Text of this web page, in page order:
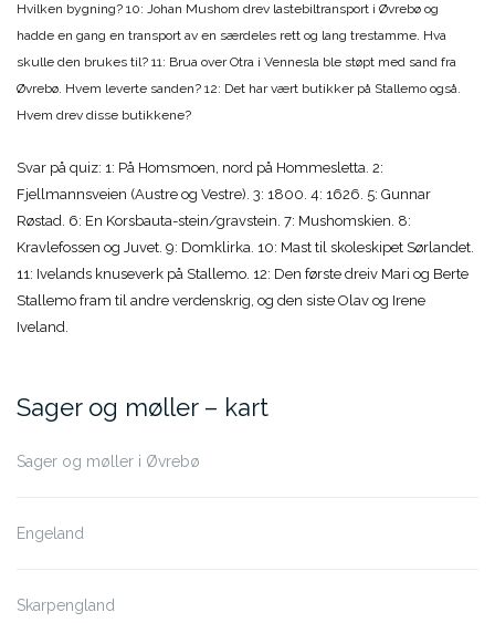
Hvilken bygning? 10: Johan Mushom drev lastebiltransport i Øvrebø og
hadde en gang en transport av en særdeles rett og lang trestamme. Hva
skulle den brukes til? 11: Brua over Otra i Vennesla ble støpt med sand fra
Øvrebø. Hvem leverte sanden? 12: Det har vært butikker på Stallemo også.
Hvem drev disse butikkene?
Svar på quiz: 1: På Homsmoen, nord på Hommesletta. 2:
Fjellmannsveien (Austre og Vestre). 3: 1800. 4: 1626. 5: Gunnar
Røstad. 6: En Korsbauta-stein/gravstein. 7: Mushomskien. 8:
Kravlefossen og Juvet. 9: Domklirka. 10: Mast til skoleskipet Sørlandet.
11: Ivelands knuseverk på Stallemo. 12: Den første dreiv Mari og Berte
Stallemo fram til andre verdenskrig, og den siste Olav og Irene
Iveland.
Sager og møller – kart
Sager og møller i Øvrebø
Engeland
Skarpengland